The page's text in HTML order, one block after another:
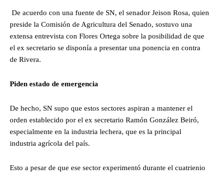
De acuerdo con una fuente de SN, el senador Jeison Rosa, quien
preside la Comisión de Agricultura del Senado, sostuvo una
extensa entrevista con Flores Ortega sobre la posibilidad de que
el ex secretario se disponía a presentar una ponencia en contra
de Rivera.
Piden estado de emergencia
De hecho, SN supo que estos sectores aspiran a mantener el
orden establecido por el ex secretario Ramón González Beiró,
especialmente en la industria lechera, que es la principal
industria agrícola del país.
Esto a pesar de que ese sector experimentó durante el cuatrienio